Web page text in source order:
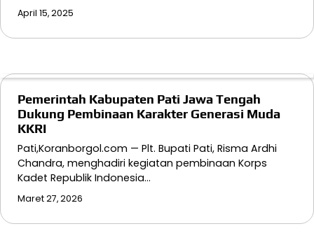
April 15, 2025
Pemerintah Kabupaten Pati Jawa Tengah
Dukung Pembinaan Karakter Generasi Muda
KKRI
Pati,Koranborgol.com — Plt. Bupati Pati, Risma Ardhi
Chandra, menghadiri kegiatan pembinaan Korps
Kadet Republik Indonesia…
Maret 27, 2026